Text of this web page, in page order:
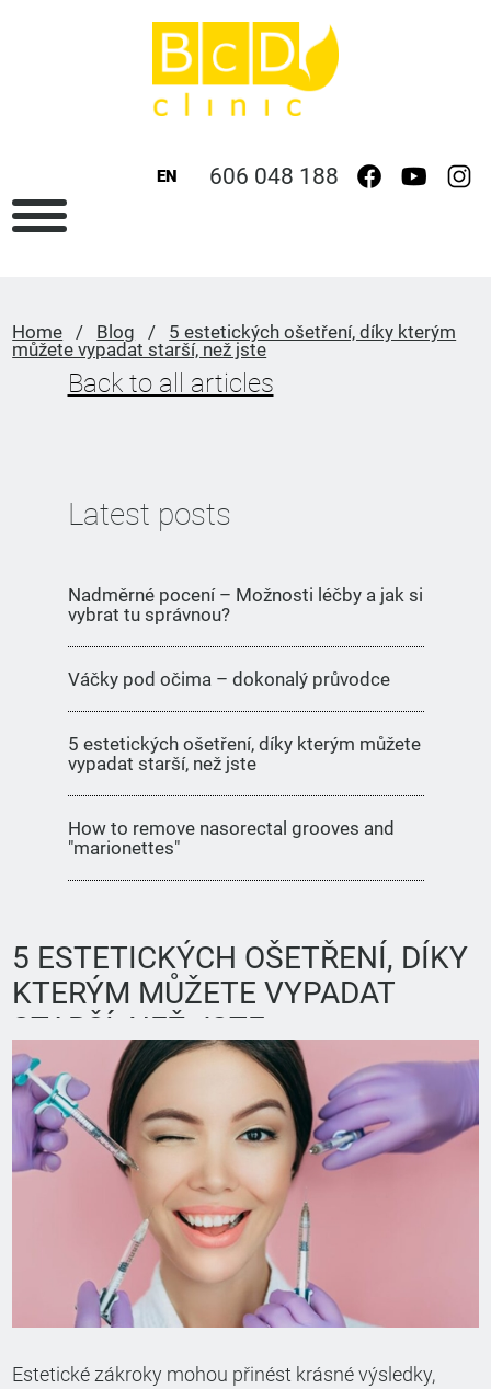
EN 606 048 188
Home / Blog /
5 estetických ošetření, díky kterým
můžete vypadat starší, než jste
Back to all articles
Latest posts
Nadměrné pocení – Možnosti léčby a jak si
vybrat tu správnou?
Váčky pod očima – dokonalý průvodce
5 estetických ošetření, díky kterým můžete
vypadat starší, než jste
How to remove nasorectal grooves and
"marionettes"
5 ESTETICKÝCH OŠETŘENÍ, DÍKY
KTERÝM MŮŽETE VYPADAT
STARŠÍ, NEŽ JSTE
Estetické zákroky mohou přinést krásné výsledky,